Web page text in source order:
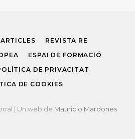
ARTICLES
REVISTA RE
ESPAI DE FORMACIÓ
DE PRIVACITAT
DE COOKIES
| Un web de Mauricio Mardones